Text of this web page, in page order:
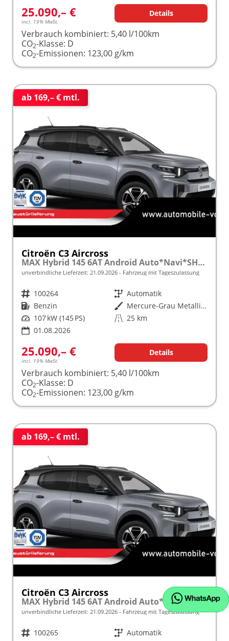
25.090,– €
incl. 19% MwSt.
Details
Verbrauch kombiniert: 5,40 l/100km
CO2-Klasse: D
CO2-Emissionen: 123,00 g/km
ab 169,– € mtl.
Citroën C3 Aircross
MAX Hybrid 145 6AT Android Auto*Navi*SHZ*Kamera*Totwinkel*Keyless*17"*Klimaauto
unverbindliche Lieferzeit: 21.09.2026 Fahrzeug mit Tageszulassung
Fahrzeugnr. 100264 Getriebe Automatik
Kraftstoff Benzin Außenfarbe
Mercure-Grau Metallic / Dach Schwarz
Leistung 107 kW (145 PS) Kilometerstand 25 km
01.08.2026
25.090,– €
incl. 19% MwSt.
Details
Verbrauch kombiniert: 5,40 l/100km
CO2-Klasse: D
CO2-Emissionen: 123,00 g/km
ab 169,– € mtl.
Citroën C3 Aircross
MAX Hybrid 145 6AT Android Auto*Navi*SHZ*Kamera*Totwinkel*Keyless*17"*Klimaauto
unverbindliche Lieferzeit: 21.09.2026 Fahrzeug mit Tageszulassung
Fahrzeugnr. 100265 Getriebe Automatik